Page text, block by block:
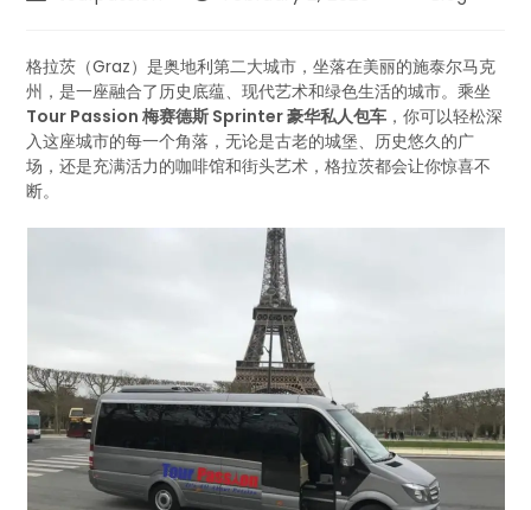
格拉茨（Graz）是奥地利第二大城市，坐落在美丽的施泰尔马克
州，是一座融合了历史底蕴、现代艺术和绿色生活的城市。乘坐
Tour Passion 梅赛德斯 Sprinter 豪华私人包车 ，你可以轻松深
入这座城市的每一个角落，无论是古老的城堡、历史悠久的广
场，还是充满活力的咖啡馆和街头艺术，格拉茨都会让你惊喜不
断。